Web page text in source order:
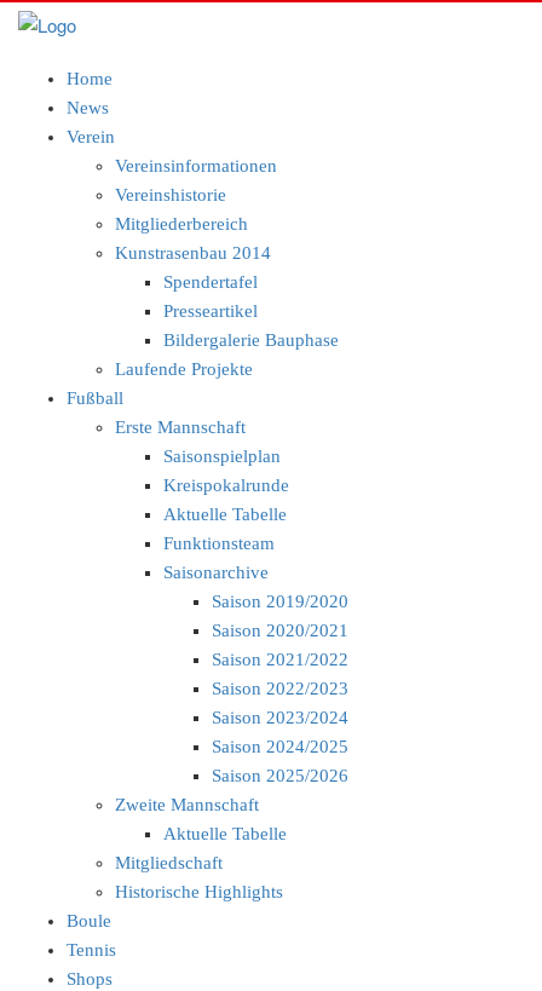
Home
News
Verein
Vereinsinformationen
Vereinshistorie
Mitgliederbereich
Kunstrasenbau 2014
Spendertafel
Presseartikel
Bildergalerie Bauphase
Laufende Projekte
Fußball
Erste Mannschaft
Saisonspielplan
Kreispokalrunde
Aktuelle Tabelle
Funktionsteam
Saisonarchive
Saison 2019/2020
Saison 2020/2021
Saison 2021/2022
Saison 2022/2023
Saison 2023/2024
Saison 2024/2025
Saison 2025/2026
Zweite Mannschaft
Aktuelle Tabelle
Mitgliedschaft
Historische Highlights
Boule
Tennis
Shops